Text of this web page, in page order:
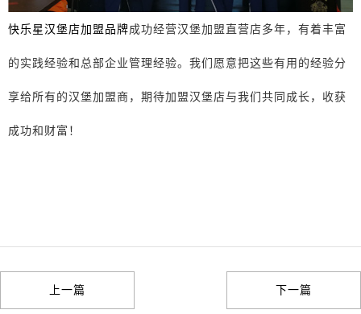
快乐星汉堡店加盟品牌成功经营汉堡加盟直营店多年，有着丰富
的实践经验和总部企业管理经验。我们愿意把这些有用的经验分
享给所有的汉堡加盟商，期待加盟汉堡店与我们共同成长，收获
成功和财富！
上一篇 下一篇